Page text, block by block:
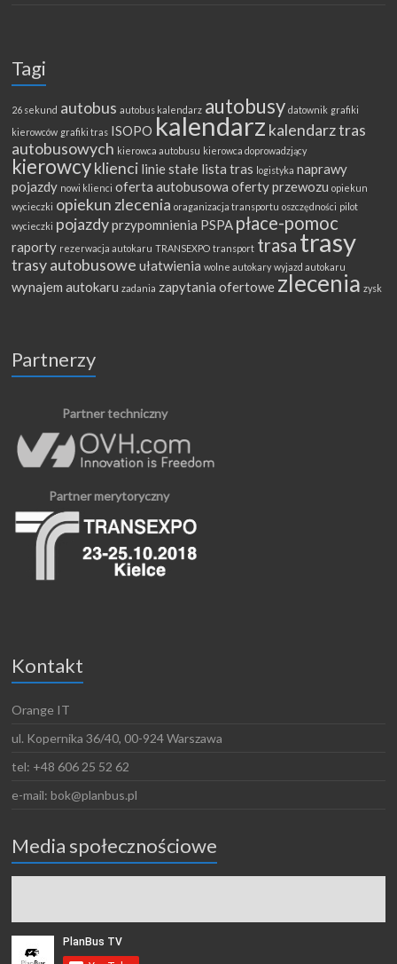
Tagi
26 sekund autobus autobus kalendarz autobusy datownik grafiki
kierowców grafiki tras ISOPO kalendarz kalendarz tras
autobusowych kierowca autobusu kierowca doprowadzjący
kierowcyklienci linie stałe lista tras logistyka naprawy
pojazdy nowi klienci oferta autobusowa oferty przewozu opiekun
wycieczki opiekun zlecenia oraganizacja transportu oszczędności pilot
wycieczki pojazdyprzypomnienia PSPA płace-pomoc
raporty rezerwacja autokaru TRANSEXPO transport trasa trasy
trasy autobusowe ułatwienia wolne autokary wyjazd autokaru
wynajem autokaru zadania zapytania ofertowe zlecenia zysk
Partnerzy
Partner techniczny
Partner merytoryczny
Kontakt
Orange IT
ul. Kopernika 36/40, 00-924 Warszawa
tel: +48 606 25 52 62
e-mail: bok@planbus.pl
Media społecznościowe